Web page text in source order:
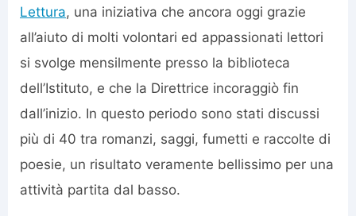
Lettura, una iniziativa che ancora oggi grazie
all’aiuto di molti volontari ed appassionati lettori
si svolge mensilmente presso la biblioteca
dell’Istituto, e che la Direttrice incoraggiò fin
dall’inizio. In questo periodo sono stati discussi
più di 40 tra romanzi, saggi, fumetti e raccolte di
poesie, un risultato veramente bellissimo per una
attività partita dal basso.